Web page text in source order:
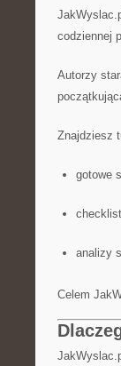
codziennej
Autorzy
Znajdziesz
gotowe
analizy
Celem